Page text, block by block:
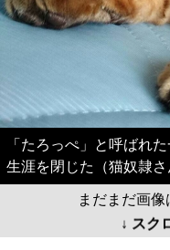
「たろっぺ」と呼ばれ
生涯を閉じた（猫奴隷さ
まだまだ画像
↓ スク